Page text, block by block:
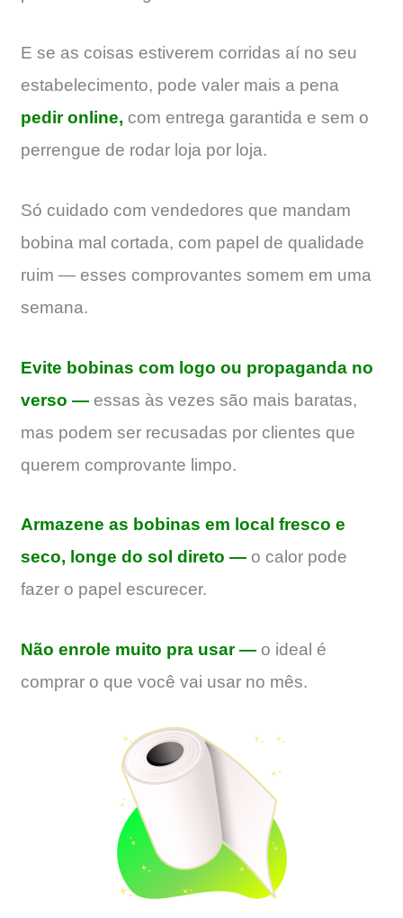
E se as coisas estiverem corridas aí no seu
estabelecimento, pode valer mais a pena
pedir online, com entrega garantida e sem o
perrengue de rodar loja por loja.
Só cuidado com vendedores que mandam
bobina mal cortada, com papel de qualidade
ruim — esses comprovantes somem em uma
semana.
Evite bobinas com logo ou propaganda no
verso — essas às vezes são mais baratas,
mas podem ser recusadas por clientes que
querem comprovante limpo.
Armazene as bobinas em local fresco e
seco, longe do sol direto — o calor pode
fazer o papel escurecer.
Não enrole muito pra usar — o ideal é
comprar o que você vai usar no mês.